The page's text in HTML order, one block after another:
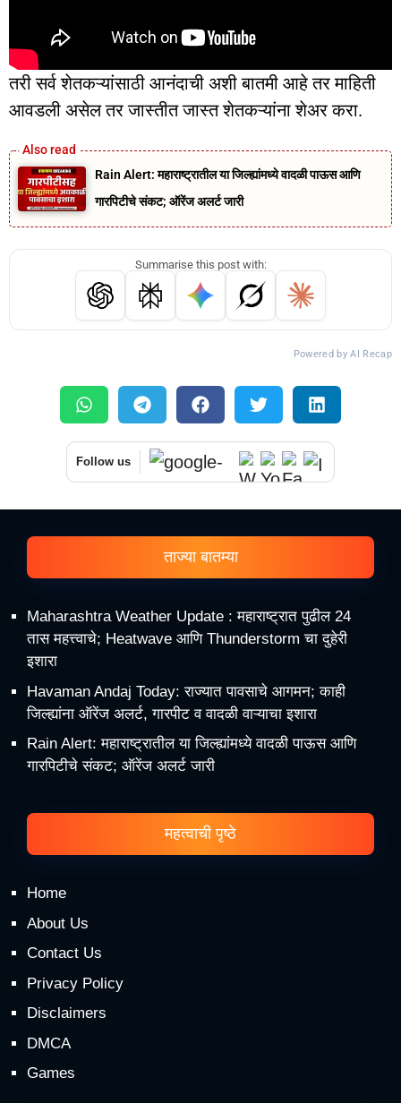
तरी सर्व शेतकऱ्यांसाठी आनंदाची अशी बातमी आहे तर माहिती
आवडली असेल तर जास्तीत जास्त शेतकऱ्यांना शेअर करा.
Rain Alert: महाराष्ट्रातील या जिल्ह्यांमध्ये वादळी पाऊस आणि
गारपिटीचे संकट; ऑरेंज अलर्ट जारी
Summarise this post with:
Powered by AI Recap
Follow us
ताज्या बातम्या
Maharashtra Weather Update : महाराष्ट्रात पुढील 24
तास महत्त्वाचे; Heatwave आणि Thunderstorm चा दुहेरी
इशारा
Havaman Andaj Today: राज्यात पावसाचे आगमन; काही
जिल्ह्यांना ऑरेंज अलर्ट, गारपीट व वादळी वाऱ्याचा इशारा
Rain Alert: महाराष्ट्रातील या जिल्ह्यांमध्ये वादळी पाऊस आणि
गारपिटीचे संकट; ऑरेंज अलर्ट जारी
महत्वाची पृष्ठे
Home
About Us
Contact Us
Privacy Policy
Disclaimers
DMCA
Games